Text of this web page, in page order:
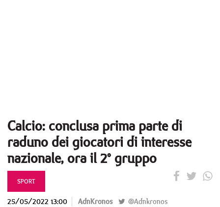
Calcio: conclusa prima parte di
raduno dei giocatori di interesse
nazionale, ora il 2° gruppo
SPORT
25/05/2022 13:00 AdnKronos @Adnkronos